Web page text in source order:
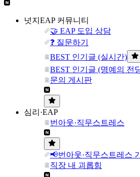
넛지EAP 커뮤니티
🤝 EAP 도입 상담
❓ 질문하기
BEST 인기글 (실시간)
BEST 인기글 (명예의 전
문의 게시판
심리·EAP
번아웃·직무스트레스
📢번아웃·직무스트레스
직장 내 괴롭힘